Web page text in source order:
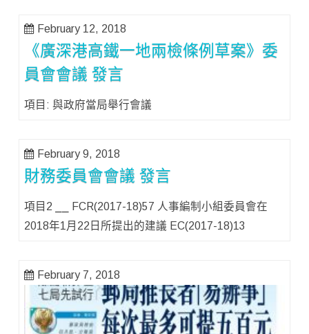
February 12, 2018
《廣深港高鐵一地兩檢條例草案》委
員會會議 發言
項目: 與政府當局舉行會議
February 9, 2018
財務委員會會議 發言
項目2 ⎯⎯ FCR(2017-18)57 人事編制小組委員會在
2018年1月22日所提出的建議 EC(2017-18)13
February 7, 2018